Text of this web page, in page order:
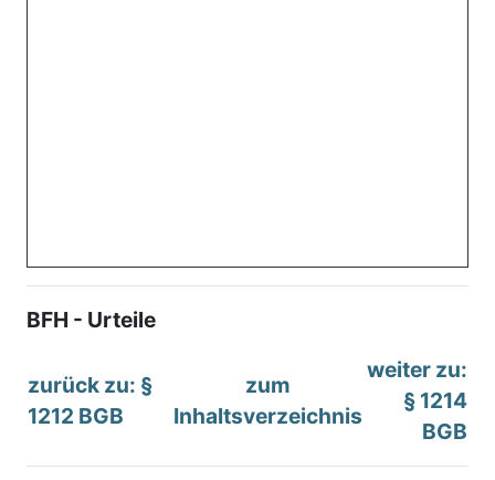
BFH - Urteile
zurück zu: §
1212 BGB
zum
Inhaltsverzeichnis
weiter zu:
§ 1214
BGB